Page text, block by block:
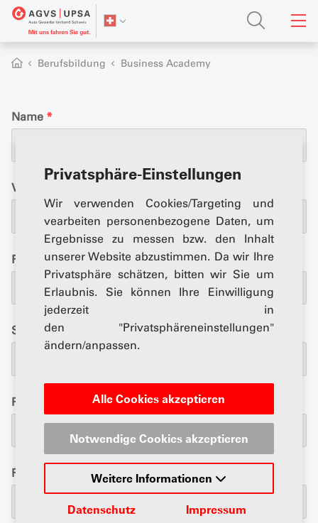
Privatsphäre-Einstellungen
Wir verwenden Cookies/Targeting und
vearbeiten personenbezogene Daten, um
Ergebnisse zu messen bzw. den Inhalt
unserer Website abzustimmen. Da wir Ihre
Privatsphäre schätzen, bitten wir Sie um
Erlaubnis. Sie können Ihre Einwilligung
jederzeit in
den "Privatsphäreneinstellungen"
ändern/anpassen.
Alle Cookies akzeptieren
Notwendige Cookies akzeptieren
Weitere Informationen
Datenschutz Impressum
Berufsbildung Business Academy
Name *
Vorname
Firma *
Strasse*
Postfach
PLZ / Ort